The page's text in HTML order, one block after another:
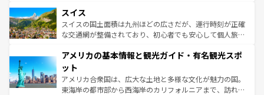
を参照してほしい。
は、お酒好きな人にはぜひ体験してほしい。 なお、新着の
ドイツ情報はコンテンツ一覧を参照してほしい。
リアごとに異なる魅力がある。また、優雅なアフタヌーン
ティー、ビール好きにはたまらない英国パブ、サッカー観
戦など、本場だからこそできる体験も豊富。イギリスを旅
ンツ一覧を参照してほしい。
スイス
スイスの国土面積は九州ほどの広さだが、運行時刻が正確
な交通網が整備されており、初心者でも安心して個人旅行
の建物がそのまま残る町や、スイスならではのユニークな
博物館もあり、アルプス観光だけでなく町歩きも満喫する
ことができる。国民の所得が高いため物価も高いが、旅行
者向けの交通パス提供のサービスもあり、うまく活用すれ
アメリカの基本情報と観光ガイド・有名観光スポ
ット
アメリカ合衆国は、広大な土地と多様な文化が魅力の国。
東海岸の都市部から西海岸のカリフォルニアまで、訪れる